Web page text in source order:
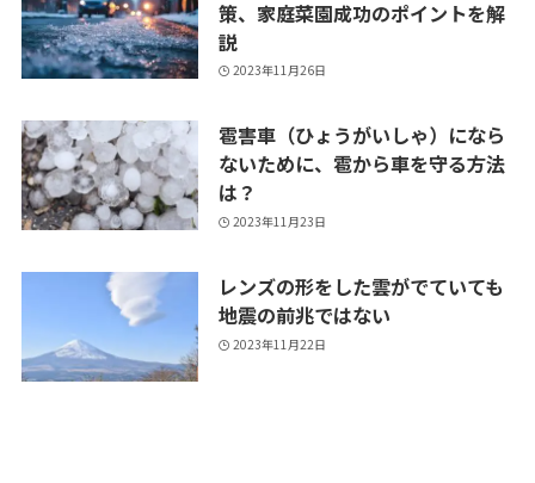
策、家庭菜園成功のポイントを解
説
2023年11月26日
雹害車（ひょうがいしゃ）になら
ないために、雹から車を守る方法
は？
2023年11月23日
レンズの形をした雲がでていても
地震の前兆ではない
2023年11月22日